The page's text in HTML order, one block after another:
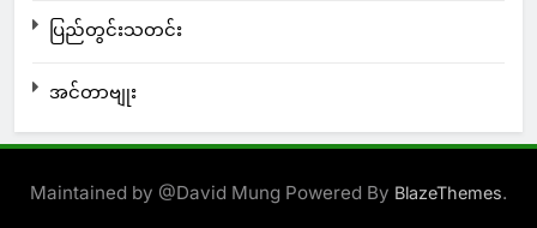
ပြည်တွင်းသတင်း
အင်တာဗျုး
Maintained by @David Mung Powered By BlazeThemes.